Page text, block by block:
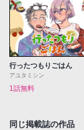
行ったつもりごはん
アユタミシン
1話無料
同じ掲載誌の作品